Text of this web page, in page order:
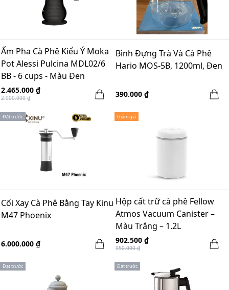
Ấm Pha Cà Phê Kiểu Ý Moka
Pot Alessi Pulcina MDL02/6
BB - 6 cups - Màu Đen
2.465.000 ₫
2.900.000 ₫
Bình Đựng Trà Và Cà Phê
Hario MOS-5B, 1200ml, Đen
390.000 ₫
Đặt trước
Cối Xay Cà Phê Bằng Tay Kinu
M47 Phoenix
6.000.000 ₫
Giảm giá
Hộp cất trữ cà phê Fellow
Atmos Vacuum Canister –
Màu Trắng – 1.2L
902.500 ₫
950.000 ₫
Đặt trước Đặt trước